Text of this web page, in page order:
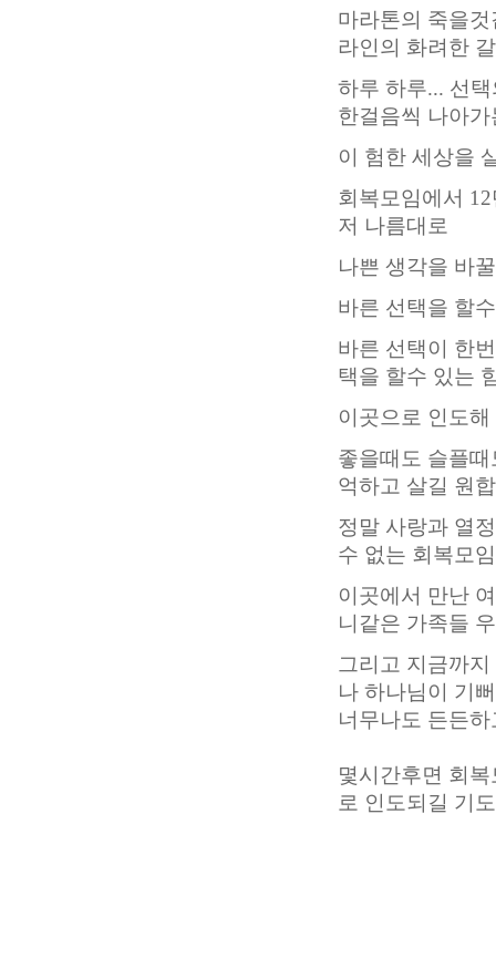
마라톤의 죽을
라인의 화려한
하루 하루... 선
한걸음씩 나아
이 험한 세상을
회복모임에서
저 나름대로
나쁜 생각을 바
바른 선택을 할
바른 선택이 한
택을 할수 있는
이곳으로 인도
좋을때도 슬플
억하고 살길 원
정말 사랑과 열
수 없는 회복모
이곳에서 만난
니같은 가족들
그리고 지금까
나 하나님이 기
너무나도 든든
몇시간후면 회
로 인도되길 기